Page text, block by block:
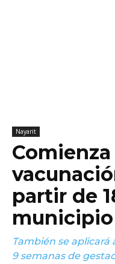
Nayarit
partir de
municipio
También se
9 semanas de